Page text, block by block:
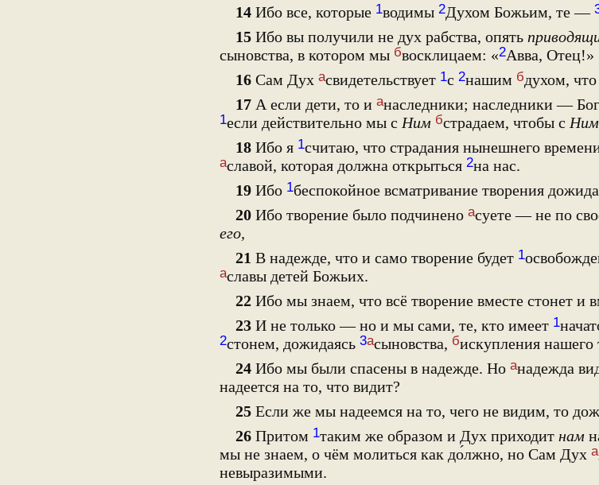
14 Ибо все, которые 1водимы 2Духом Божьим, те —
15 Ибо вы получили не дух рабства, опять
сыновства, в котором мы бвосклицаем: «2Авва, Отец!»
16 Сам Дух асвидетельствует 1с 2нашим бдухом, что
17 А если дети, то и анаследники; наследники —
1если действительно мы с Ним бстрадаем, чтобы с Ним
18 Ибо я 1считаю, что страдания нынешнего
аславой, которая должна открыться 2на нас.
19 Ибо 1беспокойное всматривание творения
20 Ибо творение было подчинено асуете — не по
его,
21 В надежде, что и само творение будет 1
аславы детей Божьих.
22 Ибо мы знаем, что всё творение вместе стонет и
23 И не только — но и мы сами, те, кто имеет 1
2стонем, дожидаясь 3асыновства, бискупления нашего
24 Ибо мы были спасены в надежде. Но анадежда
надеется на то, что видит?
25 Если же мы надеемся на то, чего не видим, то
26 Притом 1таким же образом и Дух приходит нам
мы не знаем, о чём молиться как до́лжно, но Сам Дух а
невыразимыми.